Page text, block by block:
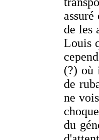
de les
Louis
(?) où
de
ne
du